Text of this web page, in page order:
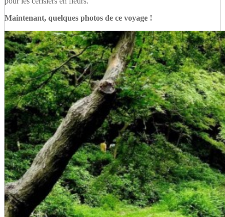
Maintenant, quelques photos de ce voyage !